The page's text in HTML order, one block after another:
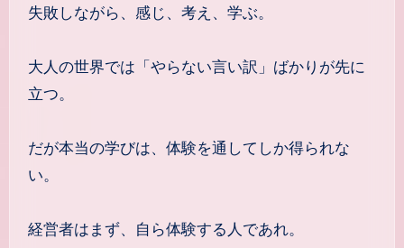
失敗しながら、感じ、考え、学ぶ。
大人の世界では「やらない言い訳」ばかりが先に
立つ。
だが本当の学びは、体験を通してしか得られな
い。
経営者はまず、自ら体験する人であれ。